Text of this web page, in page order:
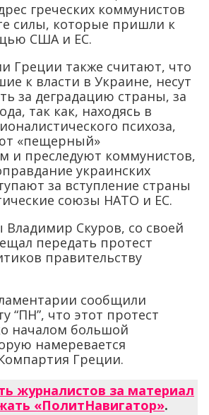
греческих коммунистов
силы, которые пришли к
США и ЕС.
Греции также считают, что
к власти в Украине, несут
за деградацию страны, за
так как, находясь в
психоза,
«пещерный»
и преследуют коммунистов,
украинских
за вступление страны
союзы НАТО и ЕС.
Владимир Скуров, со своей
передать протест
правительству
сообщили
“ПН”, что этот протест
началом большой
намеревается
Греции.
журналистов за материал
«ПолитНавигатор».